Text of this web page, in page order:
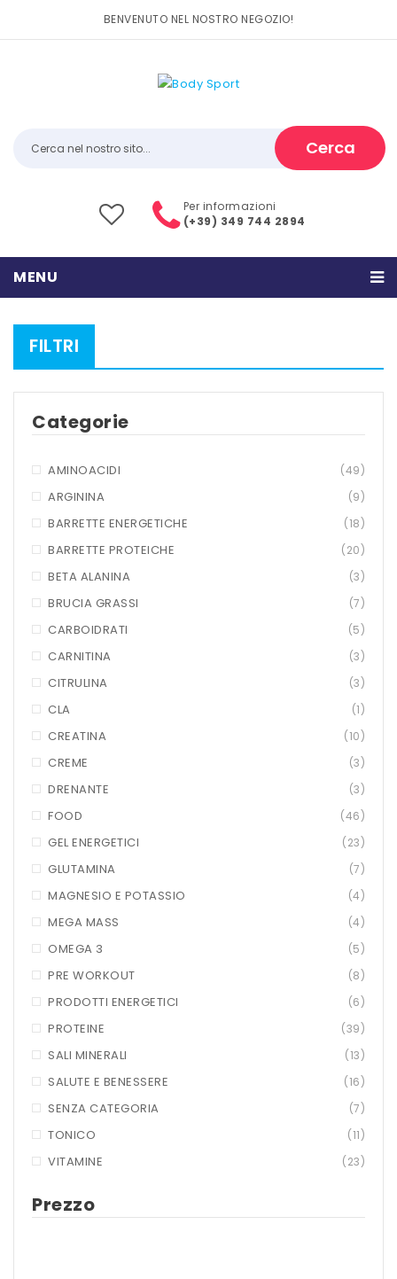
BENVENUTO NEL NOSTRO NEGOZIO!
Cerca
Per informazioni
(+39) 349 744 2894
MENU
PRODOTTI
CATEGORIE
MARCHI
AMIX
ANDERSON
BIOTECH USA
DAILY LIFE
ENERVIT
ETHICSPORT
HTS
INKOSPOR
KEFORMA
NAMED SPORT
NATURAL POINT
PRO ACTION
PROLABS
RI.MA BENESSERE
SCITEC NUTRITION
FILTRI
Categorie
AMINOACIDI (49)
ARGININA (9)
BARRETTE ENERGETICHE (18)
BARRETTE PROTEICHE (20)
BETA ALANINA (3)
BRUCIA GRASSI (7)
CARBOIDRATI (5)
CARNITINA (3)
CITRULINA (3)
CLA (1)
CREATINA (10)
CREME (3)
DRENANTE (3)
FOOD (46)
GEL ENERGETICI (23)
GLUTAMINA (7)
MAGNESIO E POTASSIO (4)
MEGA MASS (4)
OMEGA 3 (5)
PRE WORKOUT (8)
PRODOTTI ENERGETICI (6)
PROTEINE (39)
SALI MINERALI (13)
SALUTE E BENESSERE (16)
SENZA CATEGORIA (7)
TONICO (11)
VITAMINE (23)
Prezzo